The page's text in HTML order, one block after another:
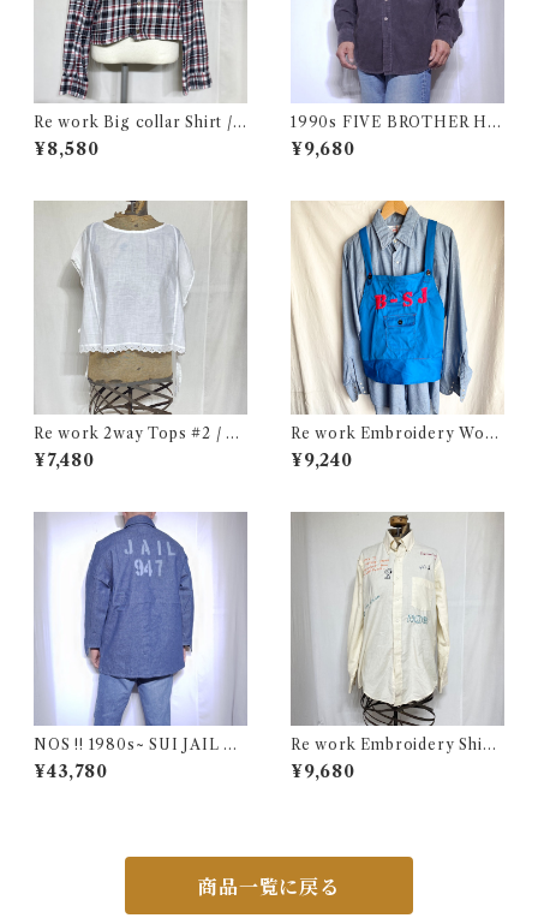
Re work Big collar Shirt /
リワーク ビックカラー シャツ
古着
¥8,580
1990s FIVE BROTHER He
avy Flannel Shirt CHAMOI
S CLOTH Black USA / ファ
¥9,680
Re work 2way Tops #2 / リ
ワーク 2way トップス 古着
¥7,480
Re work Embroidery Work
Apron Vest / リワーク 刺繍
入り ワーク エプロン ベスト
¥9,240
NOS !! 1980s~ SUI JAIL De
nim Work Jacket with Stenc
il / USA 実物 デッドストック
¥43,780
Re work Embroidery Shirt
/ リワーク ハンド刺繍入り シ
ャツ 古着
¥9,680
商品一覧に戻る